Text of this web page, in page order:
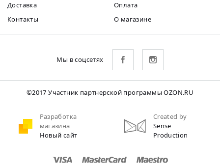
Доставка
Оплата
Контакты
О магазине
Мы в соцсетях
©2017 Участник партнерской программы OZON.RU
Разработка
магазина
Новый сайт
Created by
Sense
Production